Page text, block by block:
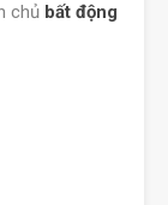
chủ bất động